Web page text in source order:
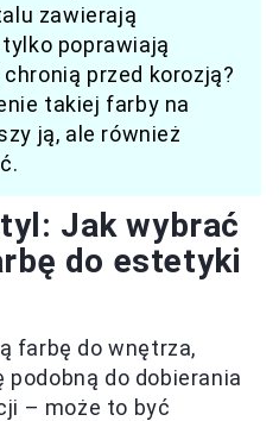
zawierają
poprawiają
przed korozją?
takiej farby na
ją, ale również
Jak wybrać
do estetyki
farbę do wnętrza,
do dobierania
– może to być